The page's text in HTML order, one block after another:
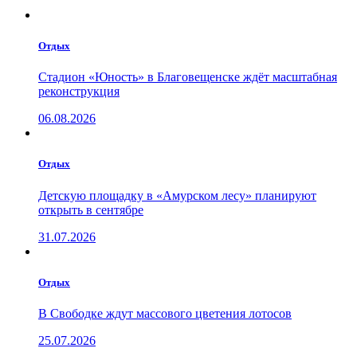
Отдых
Стадион «Юность» в Благовещенске ждёт масштабная
реконструкция
06.08.2026
Отдых
Детскую площадку в «Амурском лесу» планируют
открыть в сентябре
31.07.2026
Отдых
В Свободке ждут массового цветения лотосов
25.07.2026